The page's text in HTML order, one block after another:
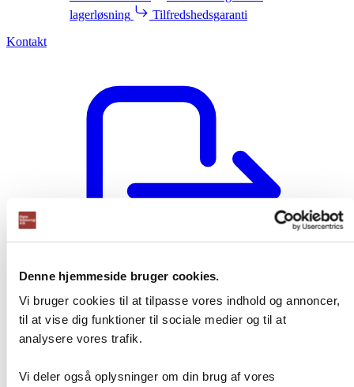
Denne hjemmeside bruger cookies.
Vi bruger cookies til at tilpasse vores indhold og annoncer,
til at vise dig funktioner til sociale medier og til at
analysere vores trafik.
Vi deler også oplysninger om din brug af vores
lagerløsning
Tilfredshedsgaranti
Kontakt